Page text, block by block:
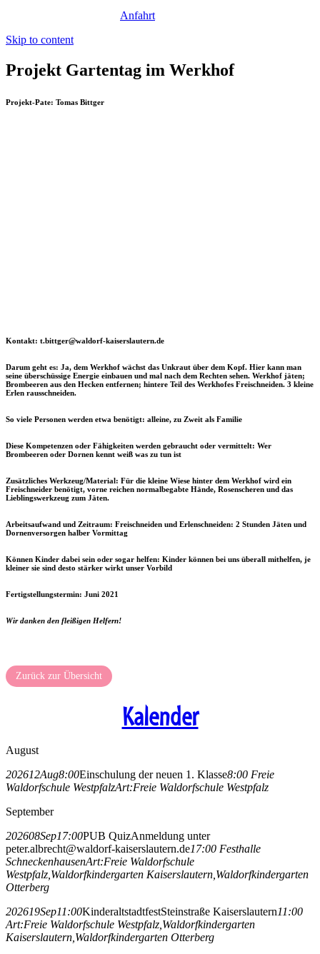
Anfahrt
Skip to content
Projekt Gartentag im Werkhof
Projekt-Pate: Tomas Bittger
Kontakt: t.bittger@waldorf-kaiserslautern.de
Darum geht es: Ja, dem Werkhof wächst das Unkraut über dem Kopf. Hier kann man
seine überschüssige Energie einbauen und mal nach dem Rechten sehen. Werkhof jäten;
Brombeeren aus den Hecken entfernen; hintere Teil des Werkhofes Freischneiden. 3 kleine
Erlen rausschneiden.
So viele Personen werden etwa benötigt: alleine, zu Zweit als Familie
Diese Kompetenzen oder Fähigkeiten werden gebraucht oder vermittelt: Wer
Brombeeren oder Dornen kennt weiß was zu tun ist
Zusätzliches Werkzeug/Material: Für die kleine Wiese hinter dem Werkhof wird ein
Freischneider benötigt, vorne reichen normalbegabte Hände, Rosenscheren und das
Lieblingswerkzeug zum Jäten.
Arbeitsaufwand und Zeitraum: Freischneiden und Erlenschneiden: 2 Stunden Jäten und
Dornenversorgen halber Vormittag
Können Kinder dabei sein oder sogar helfen: Kinder können bei uns überall mithelfen, je
kleiner sie sind desto stärker wirkt unser Vorbild
Fertigstellungstermin: Juni 2021
Wir danken den fleißigen Helfern!
Zurück zur Übersicht
Kalender
August
202612Aug8:00Einschulung der neuen 1. Klasse8:00 Freie
Waldorfschule WestpfalzArt:Freie Waldorfschule Westpfalz
September
202608Sep17:00PUB QuizAnmeldung unter
peter.albrecht@waldorf-kaiserslautern.de17:00 Festhalle
SchneckenhausenArt:Freie Waldorfschule
Westpfalz, Waldorfkindergarten Kaiserslautern, Waldorfkindergarten
Otterberg
202619Sep11:00KinderaltstadtfestSteinstraße Kaiserslautern11:00
Art:Freie Waldorfschule Westpfalz, Waldorfkindergarten
Kaiserslautern, Waldorfkindergarten Otterberg